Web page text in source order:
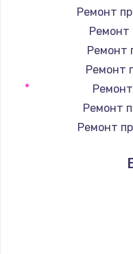
Ремонт
Ремонт
Ремонт
Ремонт
Ремонт
Ремонт
Ремонт
Ремонт
Ремонт
Ремонт
Ремонт